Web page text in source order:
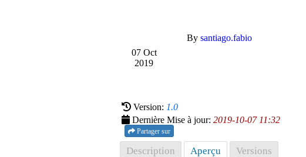
07 Oct
2019
By santiago.fabio
Version: 1.0
Dernière Mise à jour: 2019-10-07 11:32
Partager sur
Description Aperçu Versions